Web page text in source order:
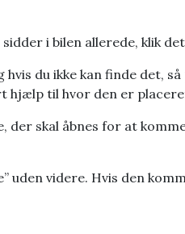
i bilen allerede, klik
du ikke kan finde det,
hjælp til hvor den er
skal åbnes for at
videre. Hvis den